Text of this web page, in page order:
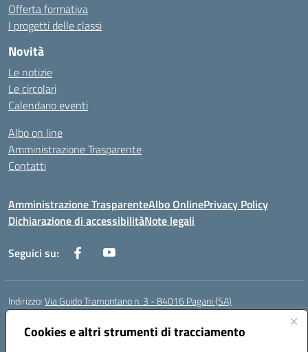
Cookies e altri strumenti di tracciamento
Offerta formativa
I progetti delle classi
Novità
Le notizie
Le circolari
Calendario eventi
Albo on line
Amministrazione Trasparente
Contatti
Amministrazione TrasparenteAlbo OnlinePrivacy Policy
Dichiarazione di accessibilitàNote legali
Seguici su:
Indirizzo:Via Guido Tramontano n. 3 - 84016 Pagani (SA)
Centralino:
Posta elettronica certificata (PEC):saps08000t@pec.istruzione.it